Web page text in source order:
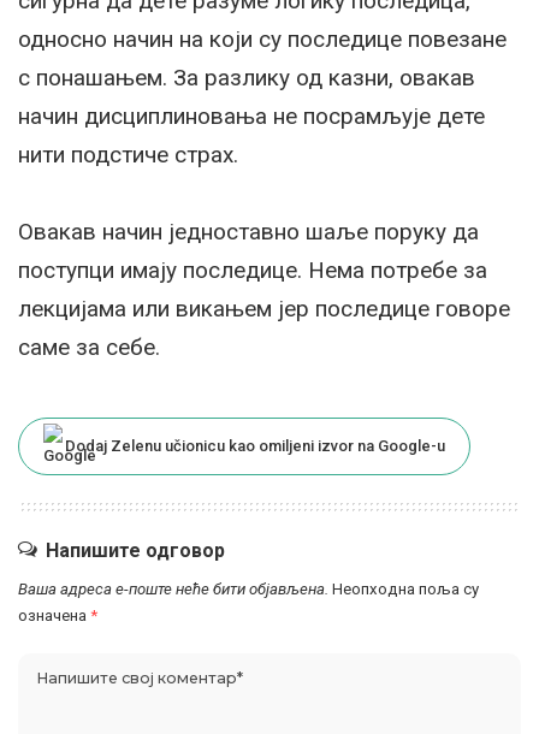
односно начин на који су последице повезане
с понашањем. За разлику од казни, овакав
начин дисциплиновања не посрамљује дете
нити подстиче страх.
Овакав начин једноставно шаље поруку да
поступци имају последице. Нема потребе за
лекцијама или викањем јер последице говоре
саме за себе.
Dodaj Zelenu učionicu kao omiljeni izvor na Google-u
Напишите одговор
Ваша адреса е-поште неће бити објављена. Неопходна поља су
означена *